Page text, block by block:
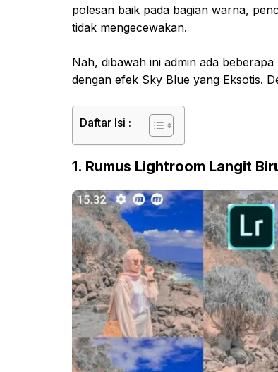
polesan baik pada bagian warna,
tidak mengecewakan.
Nah, dibawah ini admin ada
dengan efek Sky Blue yang Eksotis.
Daftar Isi :
1. Rumus Lightroom Langit